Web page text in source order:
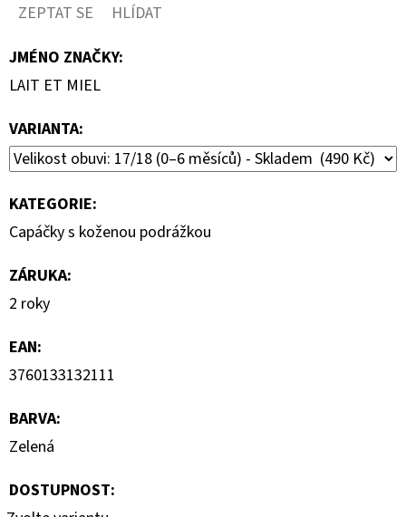
ZEPTAT SE
HLÍDAT
JMÉNO ZNAČKY:
LAIT ET MIEL
VARIANTA:
KATEGORIE:
Capáčky s koženou podrážkou
ZÁRUKA:
2 roky
EAN:
3760133132111
BARVA:
Zelená
DOSTUPNOST: